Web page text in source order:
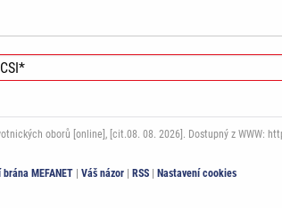
oborů [online], [cit.08. 08. 2026]. Dostupný z WWW:
MEFANET Váš názor RSS Nastavení cookies